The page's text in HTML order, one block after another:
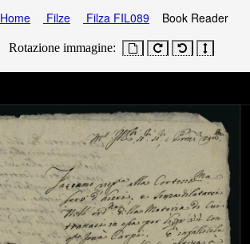
Home Filze Filza FIL089 Book Reader
Rotazione immagine: